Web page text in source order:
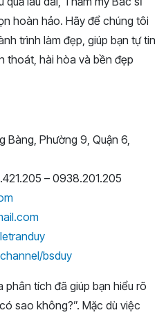
hoàn hảo. Hãy để chúng tôi
trình làm đẹp, giúp bạn tự tin
thoát, hài hòa và bền đẹp
Bàng, Phường 9, Quận 6,
– 0938.201.205
bsduy
tích đã giúp bạn hiểu rõ
sao không?”. Mặc dù việc